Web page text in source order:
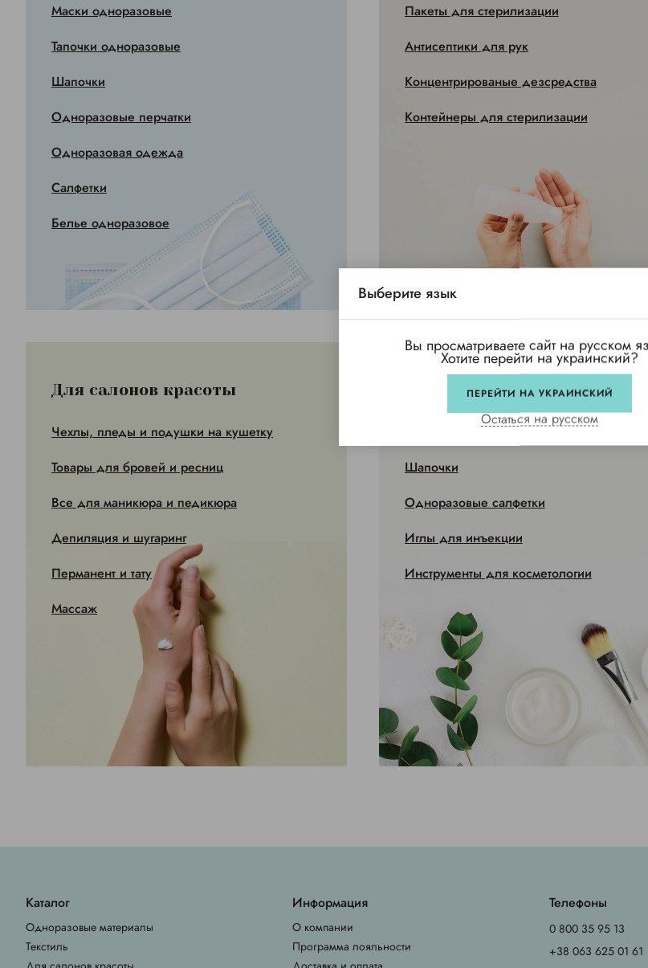
Маски одноразовые
Тапочки одноразовые
Шапочки
Одноразовые перчатки
Одноразовая одежда
Салфетки
Белье одноразовое
Пакеты для стерилизации
Антисептики для рук
Концентрированые дезсредства
Контейнеры для стерилизации
Для салонов красоты
Чехлы, пледы и подушки на кушетку
Товары для бровей и ресниц
Все для маникюра и педикюра
Депиляция и шугаринг
Перманент и тату
Массаж
Для косметологии
Простыни и чехлы на кушетку
Шапочки
Одноразовые салфетки
Иглы для инъекции
Инструменты для косметологии
Выберите язык
Вы просматриваете сайт на русском
Хотите перейти на украинский?
ПЕРЕЙТИ НА УКРАИНСКИЙ
Остаться на русском
Каталог
Одноразовые материалы
Текстиль
Информация
О компании
Программа лояльности
Телефоны
0 800 35 95 13
+38 063 625 01 61